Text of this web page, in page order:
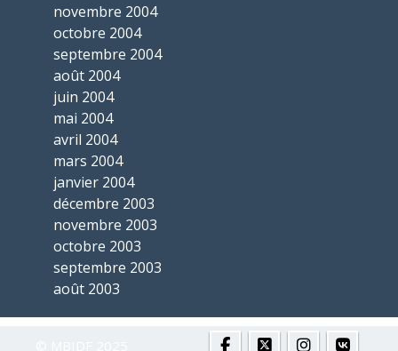
novembre 2004
octobre 2004
septembre 2004
août 2004
juin 2004
mai 2004
avril 2004
mars 2004
janvier 2004
décembre 2003
novembre 2003
octobre 2003
septembre 2003
août 2003